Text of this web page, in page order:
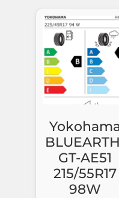
fost:
316.47 lei.
GT-AE51
215/55R17
98W